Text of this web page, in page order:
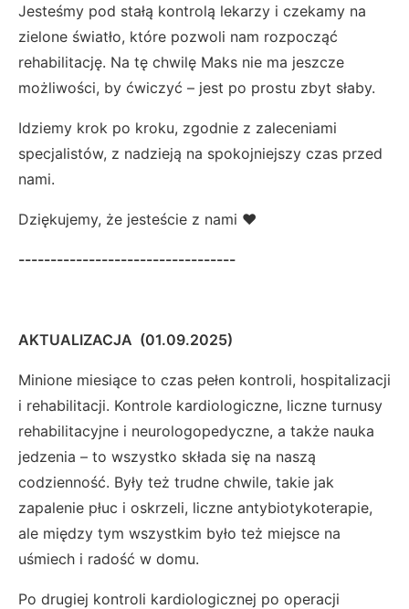
Jesteśmy pod stałą kontrolą lekarzy i czekamy na
zielone światło, które pozwoli nam rozpocząć
rehabilitację. Na tę chwilę Maks nie ma jeszcze
możliwości, by ćwiczyć – jest po prostu zbyt słaby.
Idziemy krok po kroku, zgodnie z zaleceniami
specjalistów, z nadzieją na spokojniejszy czas przed
nami.
Dziękujemy, że jesteście z nami ❤️
----------------------------------
AKTUALIZACJA (01.09.2025)
Minione miesiące to czas pełen kontroli, hospitalizacji
i rehabilitacji. Kontrole kardiologiczne, liczne turnusy
rehabilitacyjne i neurologopedyczne, a także nauka
jedzenia – to wszystko składa się na naszą
codzienność. Były też trudne chwile, takie jak
zapalenie płuc i oskrzeli, liczne antybiotykoterapie,
ale między tym wszystkim było też miejsce na
uśmiech i radość w domu.
Po drugiej kontroli kardiologicznej po operacji